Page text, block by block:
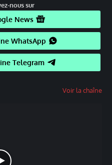
nous sur
News
WhatsApp
Telegram
Voir la chaîne